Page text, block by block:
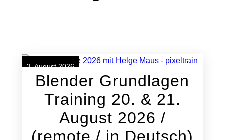
3. August 2026
Blender Grundlagen
Training 20. & 21.
August 2026 /